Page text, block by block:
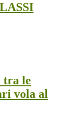
tra le
vola al